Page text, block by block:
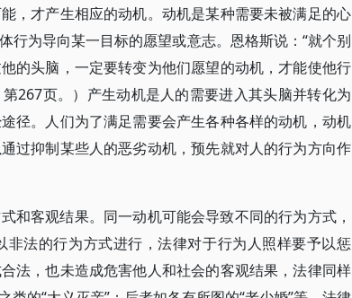
，才产生相应的动机。动机是某种需要未被满足的心
行为导向某一目标的愿望或意志。恩格斯说：“就个别
的头脑，一定要转变为他们愿望的动机，才能使他行
267页。）产生动机是人的需要进入其头脑并转化为
径。人们为了满足需要会产生各种各样的动机，动机
过抑制某些人的恶劣动机，预先就对人的行为方向作
和客观结果。同一动机可能会导致不同的行为方式，
法的行为方式进行，法律对于行为人照样要予以惩
法，也未造成危害他人和社会的客观结果，法律同样